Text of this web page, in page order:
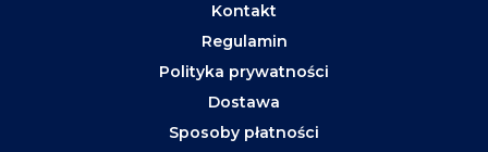
Kontakt
Regulamin
Polityka prywatności
Dostawa
Sposoby płatności